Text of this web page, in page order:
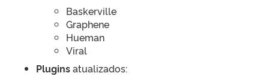
Baskerville
Graphene
Hueman
Viral
Pluginsatualizados: